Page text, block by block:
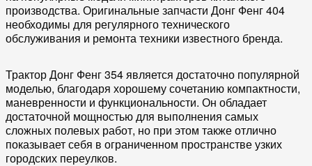
производства. Оригинальные запчасти Донг Фенг 404
необходимы для регулярного технического
обслуживания и ремонта техники известного бренда.
Трактор Донг Фенг 354 является достаточно популярной
моделью, благодаря хорошему сочетанию компактности,
маневренности и функциональности. Он обладает
достаточной мощностью для выполнения самых
сложных полевых работ, но при этом также отлично
показывает себя в ограниченном пространстве узких
городских переулков.